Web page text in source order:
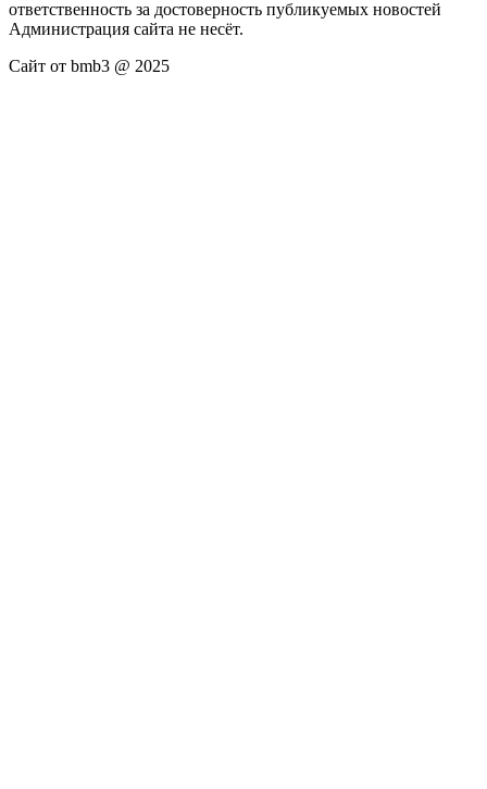
ответственность за достоверность публикуемых новостей
Администрация сайта не несёт.
Сайт от bmb3 @ 2025